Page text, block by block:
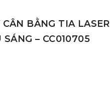
CÂN BẰNG TIA LASER
SÁNG – CC010705